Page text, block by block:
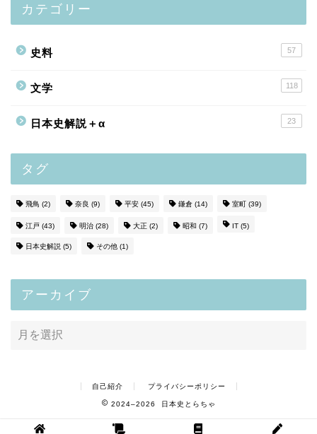
カテゴリー
史料 57
文学 118
日本史解説＋α 23
タグ
飛鳥 (2) 奈良 (9) 平安 (45) 鎌倉 (14) 室町 (39)
江戸 (43) 明治 (28) 大正 (2) 昭和 (7) IT (5)
日本史解説 (5) その他 (1)
アーカイブ
自己紹介 プライバシーポリシー
2024–2026 日本史とらちゃ